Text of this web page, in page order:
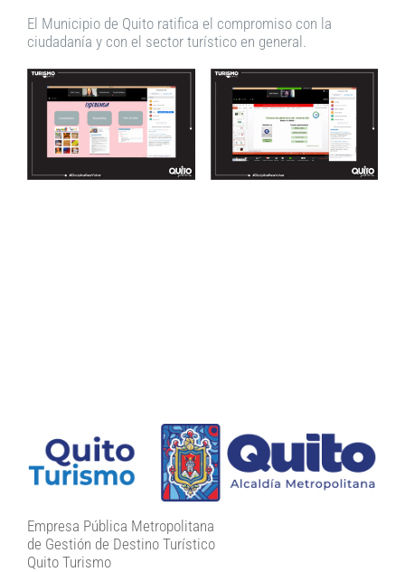
El Municipio de Quito ratifica el compromiso con la
ciudadanía y con el sector turístico en general.
Empresa Pública Metropolitana
de Gestión de Destino Turístico
Quito Turismo